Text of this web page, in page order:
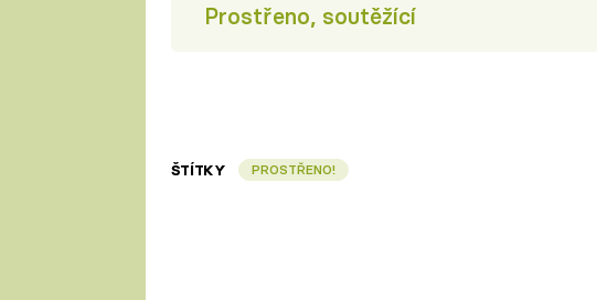
Prostřeno, soutěžící
ŠTÍTKY PROSTŘENO!